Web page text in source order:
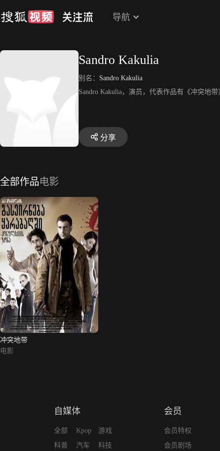
导航
Sandro Kakulia
别名： Sandro Kakulia
Sandro Kakulia，演员，代表作品有《冲突地
分享
全部作品电影
冲突地带
电影
自媒体
全部
科普
Kpop
汽车
游戏
科技
会员
会员特权
会员剧场